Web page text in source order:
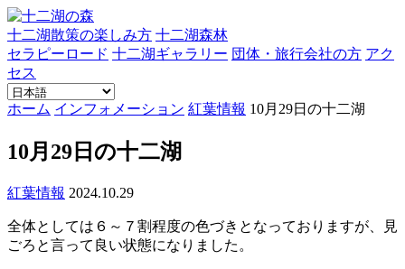
十二湖散策の楽しみ方 十二湖森林
セラピーロード 十二湖ギャラリー 団体・旅行会社の方 アク
セス
ホーム インフォメーション 紅葉情報 10月29日の十二湖
10月29日の十二湖
紅葉情報 2024.10.29
全体としては６～７割程度の色づきとなっておりますが、見
ごろと言って良い状態になりました。